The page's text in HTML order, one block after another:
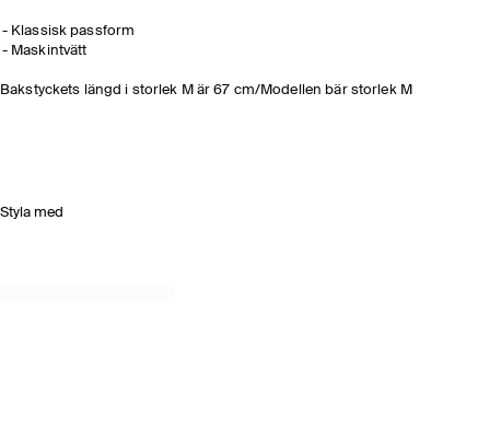
Klassisk passform
Maskintvätt
Bakstyckets längd i storlek M är 67 cm/Modellen bär storlek M
Styla med